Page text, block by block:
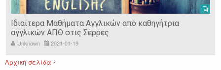
Ιδιαίτερα Μαθήματα Αγγλικών από καθηγήτρια
αγγλικών ΑΠΘ στις Σέρρες
Unknown 2021-01-19
Αρχική σελίδα
Ikaroi B.C.